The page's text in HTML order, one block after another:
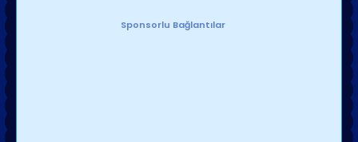
Sponsorlu Bağlantılar